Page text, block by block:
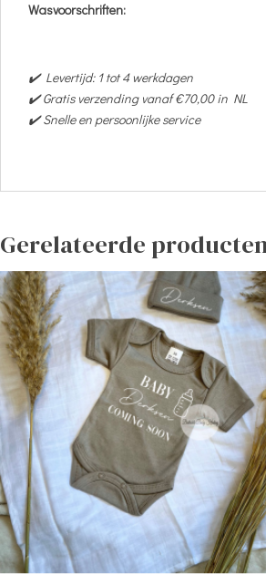
Wasvoorschriften:
✔️ Levertijd: 1 tot 4 werkdagen
✔️ Gratis verzending vanaf €70,00 in NL
✔️ Snelle en persoonlijke service
Gerelateerde